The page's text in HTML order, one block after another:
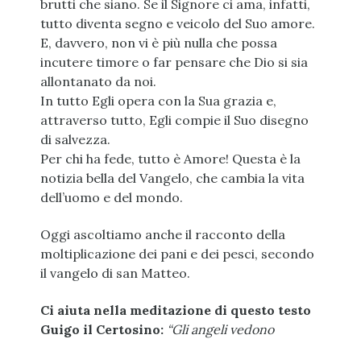
brutti che siano. Se il Signore ci ama, infatti,
tutto diventa segno e veicolo del Suo amore.
E, davvero, non vi è più nulla che possa
incutere timore o far pensare che Dio si sia
allontanato da noi.
In tutto Egli opera con la Sua grazia e,
attraverso tutto, Egli compie il Suo disegno
di salvezza.
Per chi ha fede, tutto è Amore! Questa è la
notizia bella del Vangelo, che cambia la vita
dell’uomo e del mondo.
Oggi ascoltiamo anche il racconto della
moltiplicazione dei pani e dei pesci, secondo
il vangelo di san Matteo.
Ci aiuta nella meditazione di questo testo
Guigo il Certosino: “Gli angeli vedono